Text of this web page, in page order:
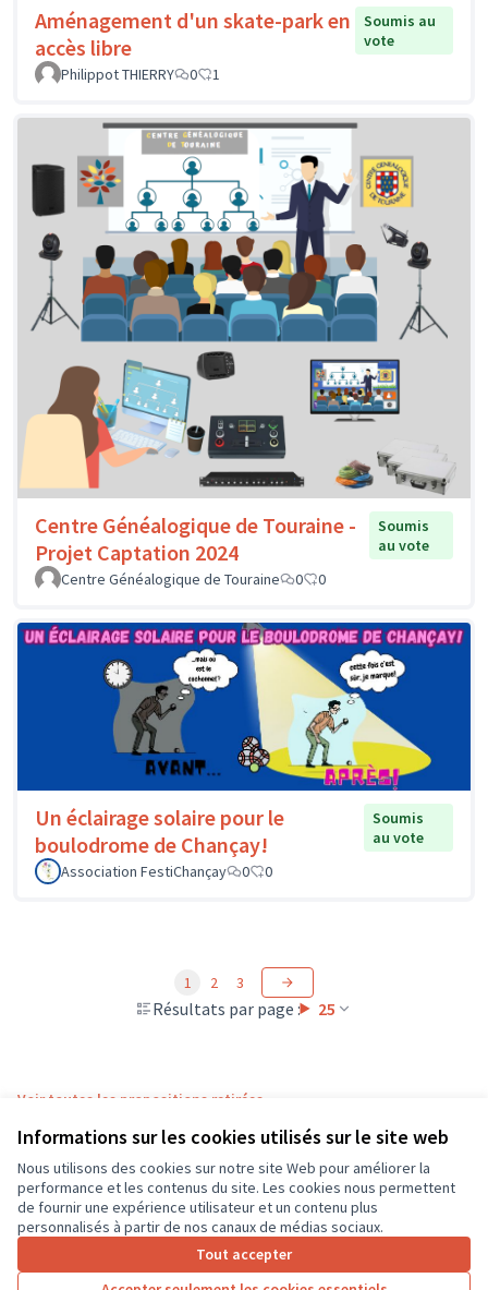
Informations sur les cookies utilisés sur le site web
Nous utilisons des cookies sur notre site Web pour améliorer la
performance et les contenus du site. Les cookies nous permettent
de fournir une expérience utilisateur et un contenu plus
personnalisés à partir de nos canaux de médias sociaux.
Tout accepter
Aménagement d'un skate-park en
accès libre
Soumis au
vote
Philippot THIERRY
0 1
Centre Généalogique de Touraine -
Projet Captation 2024
Soumis
au vote
Centre Généalogique de Touraine
0 0
Un éclairage solaire pour le
boulodrome de Chançay!
Soumis
au vote
Association FestiChançay
0 0
Résultats par page : 25
1 2 3
Voir toutes les propositions retirées
Conditions d'utilisation
Paramètres des cookies
CD37 sur X
(Lien externe)
CD37 sur Facebook
CD37 sur Instagram
CD37 sur YouTube
(Lien externe)